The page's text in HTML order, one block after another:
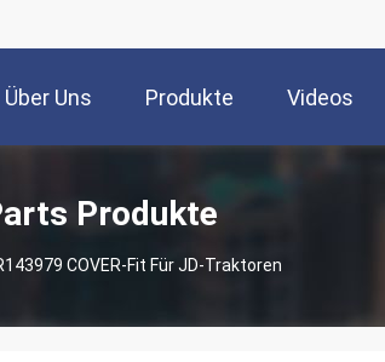
Über Uns Produkte Videos
Produkte
COVER-Fit Für JD-Traktoren